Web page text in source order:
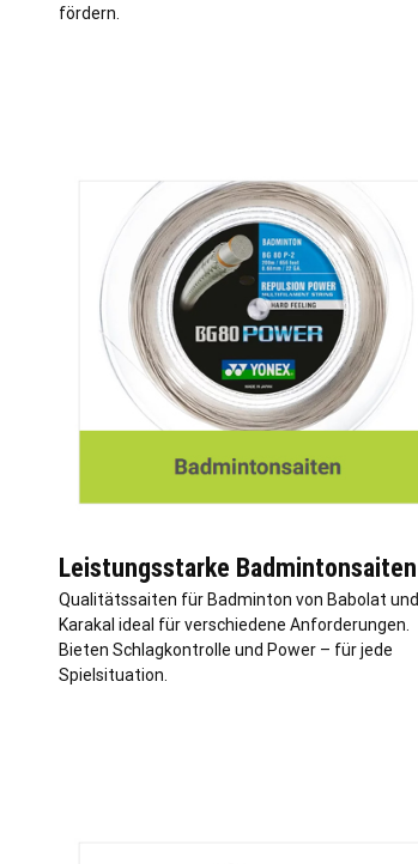
fördern.
Leistungsstarke Badmintonsaiten
Qualitätssaiten für Badminton von Babolat und
Karakal ideal für verschiedene Anforderungen.
Bieten Schlagkontrolle und Power – für jede
Spielsituation.